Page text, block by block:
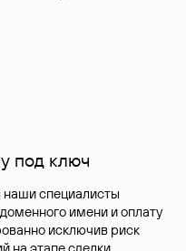
под ключ
специалисты
имени и оплату
исключив риск